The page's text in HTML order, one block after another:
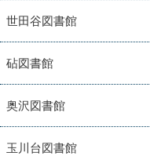
世田谷図書館
砧図書館
奥沢図書館
玉川台図書館